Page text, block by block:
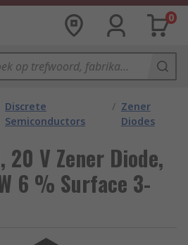
0
Discrete
Semiconductors
/ Zener
Diodes
20 V Zener Diode,
6 % Surface 3-